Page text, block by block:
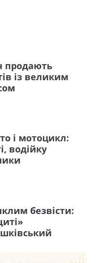
продають
із великим
і мотоцикл:
водійку
безвісти: